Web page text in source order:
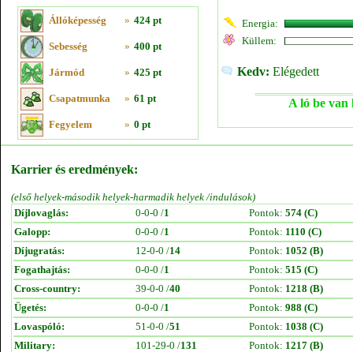
Állóképesség » 424 pt
Sebesség » 400 pt
Jármód » 425 pt
Csapatmunka » 61 pt
Fegyelem » 0 pt
Energia:
Küllem:
Kedv: Elégedett
A ló be van
Karrier és eredmények:
(első helyek-második helyek-harmadik helyek /indulások)
Díjlovaglás:
0-0-0 /1 Pontok: 574 (C)
Galopp:
0-0-0 /1 Pontok: 1110 (C)
Díjugratás:
12-0-0 /14 Pontok: 1052 (B)
Fogathajtás:
0-0-0 /1 Pontok: 515 (C)
Cross-country:
39-0-0 /40 Pontok: 1218 (B)
Ügetés:
0-0-0 /1 Pontok: 988 (C)
Lovaspóló:
51-0-0 /51 Pontok: 1038 (C)
Military:
101-29-0 /131 Pontok: 1217 (B)